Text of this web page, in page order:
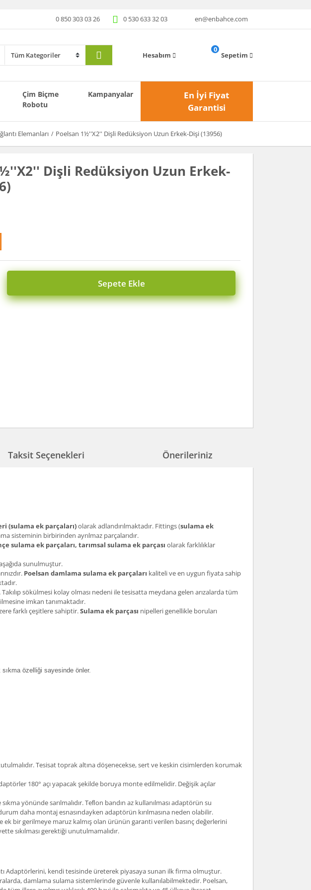
0 850 303 03 26 0 530 633 32 03 en@enbahce.com
Hesabım Sepetim
0
Çim Biçme
Robotu
Kampanyalar
En İyi Fiyat
Garantisi
Elemanları Poelsan 1½''X2'' Dişli Redüksiyon Uzun Erkek-Dişi (13956)
Dişli Redüksiyon Uzun Erkek-
Sepete Ekle
Taksit Seçenekleri Önerileriniz
(sulama ek parçaları)olarak adlandırılmaktadır. Fittings (sulama ek
sisteminin birbirinden ayrılmaz parçalarıdır.
sulama ek parçaları, tarımsal sulama ek parçası olarak farklılıklar
sunulmuştur.
Poelsan damlama sulama ek parçaları kaliteli ve en uygun fiyata sahip
sökülmesi kolay olması nedeni ile tesisatta meydana gelen arızalarda tüm
imkan tanımaktadır.
farklı çeşitlere sahiptir.Sulama ek parçası nipelleri genellikle boruları
özelliği sayesinde önler.
Tesisat toprak altına döşenecekse, sert ve keskin cisimlerden korumak
180° açı yapacak şekilde boruya monte edilmelidir. Değişik açılar
yönünde sarılmalıdır. Teﬂon bandın az kullanılması adaptörün su
daha montaj esnasındayken adaptörün kırılmasına neden olabilir.
bir gerilmeye maruz kalmış olan ürünün garanti verilen basınç değerlerini
sıkılması gerektiği unutulmamalıdır.
Adaptörlerini, kendi tesisinde üreterek piyasaya sunan ilk firma olmuştur.
damlama sulama sistemlerinde güvenle kullanılabilmektedir. Poelsan,